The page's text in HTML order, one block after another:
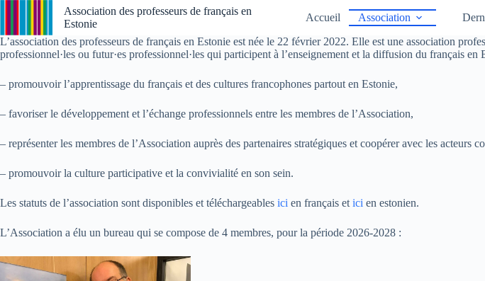
Association des professeurs de français en
Estonie
Accueil Association
L’association des professeurs de français en Estonie est née le 22 février 2022. Elle est une association
professionnel·les ou futur·es professionnel·les qui participent à l’enseignement et la diffusion du français
– promouvoir l’apprentissage du français et des cultures francophones partout en Estonie,
– favoriser le développement et l’échange professionnels entre les membres de l’Association,
– représenter les membres de l’Association auprès des partenaires stratégiques et coopérer avec les acteurs
– promouvoir la culture participative et la convivialité en son sein.
Les statuts de l’association sont disponibles et téléchargeables ici en français et ici en estonien.
L’Association a élu un bureau qui se compose de 4 membres, pour la période 2026-2028 :